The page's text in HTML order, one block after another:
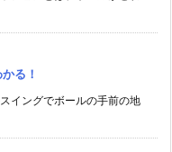
る！
イングでボールの手前の地